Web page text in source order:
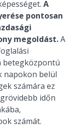
A
pontosan
megoldást.A
betegközpontú
napokon belül
számára ez
időn
számát.